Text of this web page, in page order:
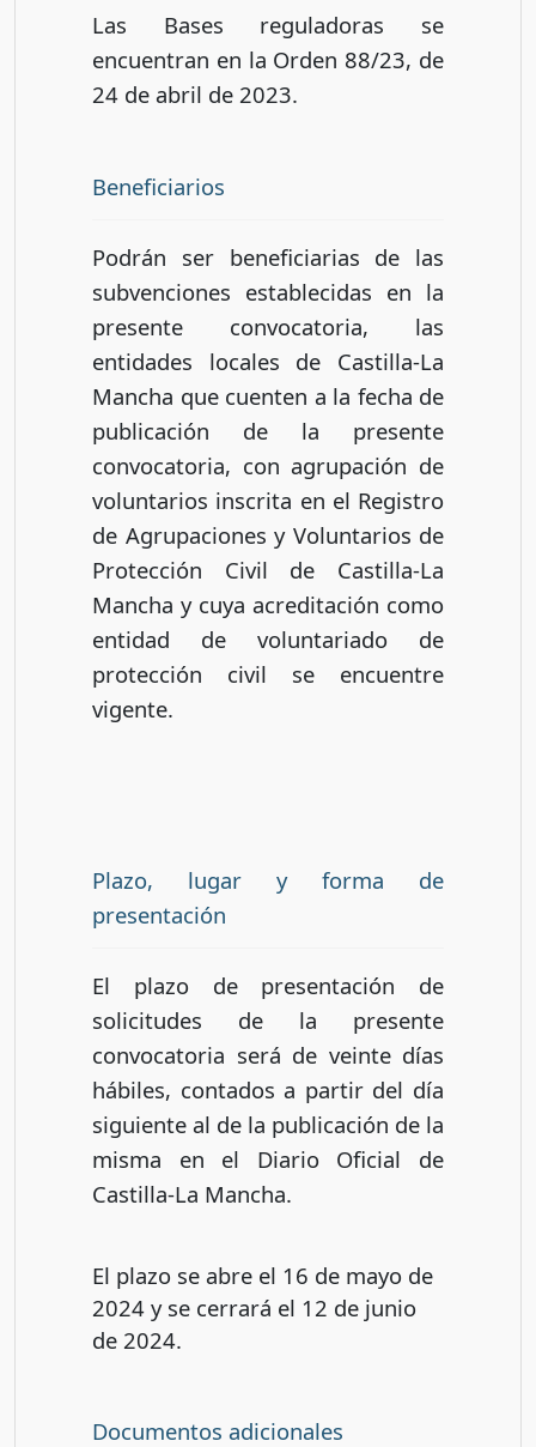
Las Bases reguladoras se
encuentran en la Orden 88/23, de
24 de abril de 2023.
Beneficiarios
Podrán ser beneficiarias de las
subvenciones establecidas en la
presente convocatoria, las
entidades locales de Castilla-La
Mancha que cuenten a la fecha de
publicación de la presente
convocatoria, con agrupación de
voluntarios inscrita en el Registro
de Agrupaciones y Voluntarios de
Protección Civil de Castilla-La
Mancha y cuya acreditación como
entidad de voluntariado de
protección civil se encuentre
vigente.
Plazo, lugar y forma de
presentación
El plazo de presentación de
solicitudes de la presente
convocatoria será de veinte días
hábiles, contados a partir del día
siguiente al de la publicación de la
misma en el Diario Oficial de
Castilla-La Mancha.
El plazo se abre el 16 de mayo de
2024 y se cerrará el 12 de junio
de 2024.
Documentos adicionales